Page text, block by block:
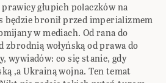
głupich polaczków na
będzie bronił przed imperializmem
w mediach. Od rana do
zbrodnią wołyńską od prawa do
wywiadów: co się stanie, gdy
,a Ukrainą wojna. Ten temat